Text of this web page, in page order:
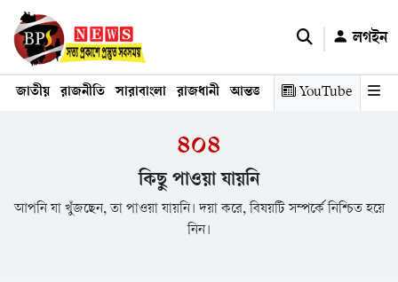
লগইন
জাতীয় রাজনীতি সারাবাংলা রাজধানী আন্তর্জাতিক অর্থনীতি তথ্য
YouTube
৪০৪
কিছু পাওয়া যায়নি
আপনি যা খুঁজছেন, তা পাওয়া যায়নি। দয়া করে, বিষয়টি সম্পর্কে নিশ্চিত হয়ে
নিন।